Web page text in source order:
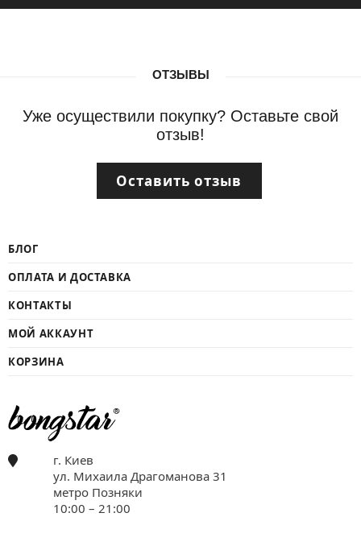
ОТЗЫВЫ
Уже осуществили покупку? Оставьте свой
отзыв!
Оставить отзыв
БЛОГ
ОПЛАТА И ДОСТАВКА
КОНТАКТЫ
МОЙ АККАУНТ
КОРЗИНА
г. Киев
ул. Михаила Драгоманова 31
метро Позняки
10:00 – 21:00